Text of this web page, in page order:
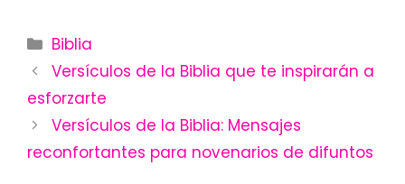
Categories
Biblia
Versículos de la Biblia que te inspirarán a
esforzarte
Versículos de la Biblia: Mensajes
reconfortantes para novenarios de difuntos